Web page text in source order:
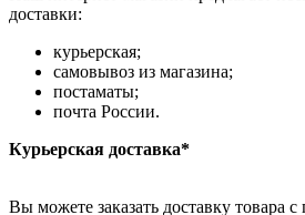
доставки:
курьерская;
самовывоз из магазина;
постаматы;
почта России.
Курьерская доставка*
Вы можете заказать доставку товара